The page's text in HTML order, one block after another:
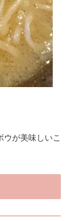
ウが美味しいこ